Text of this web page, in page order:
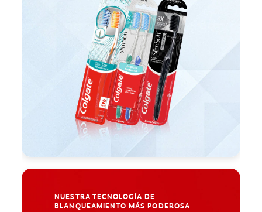
NUESTRA TECNOLOGÍA DE
BLANQUEAMIENTO MÁS PODEROSA